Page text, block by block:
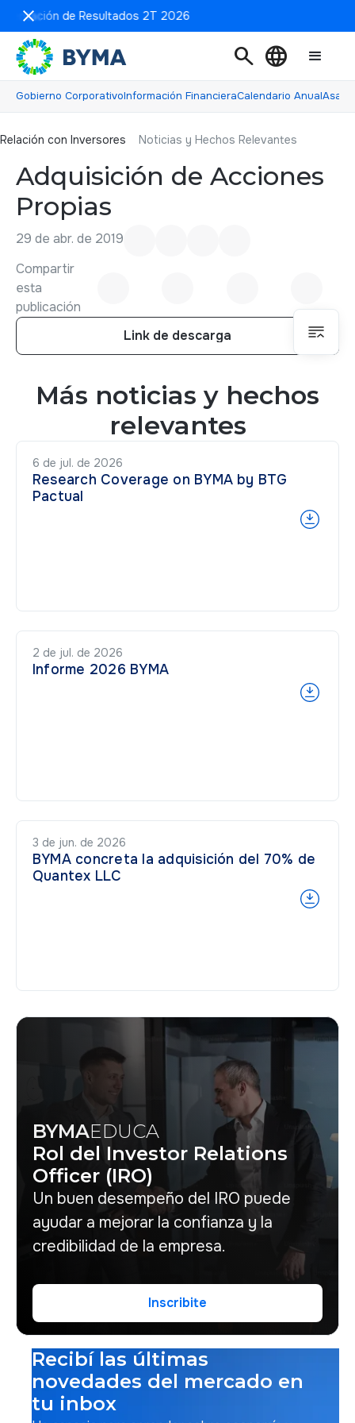
de Resultados 2T 2026
search language
Relación con inversores
Gobierno CorporativoInformación FinancieraCalendario Anual
Relación con Inversores Noticias y Hechos Relevantes
Adquisición de Acciones
Propias
29 de abr. de 2019
Compartir
esta
publicación
Link de descarga
Más noticias y hechos
relevantes
6 de jul. de 2026
Research Coverage on BYMA by BTG
Pactual
2 de jul. de 2026
Informe 2026 BYMA
3 de jun. de 2026
BYMA concreta la adquisición del 70% de
Quantex LLC
BYMAEDUCA
Rol del Investor Relations
Officer (IRO)
Un buen desempeño del IRO puede
ayudar a mejorar la confianza y la
credibilidad de la empresa.
Inscribite
Recibí las últimas
novedades del mercado en
tu inbox